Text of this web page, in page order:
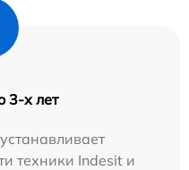
3-х лет
техники Indesit и